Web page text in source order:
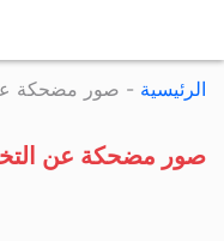
الرئيسية - صور مضحكة
صور مضحكة عن